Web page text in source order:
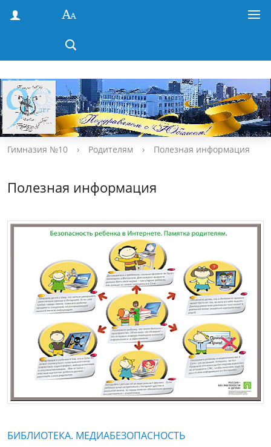
Гимназия №10 › Родителям › Полезная информация
Полезная информация
БИБЛИОТЕКА. МЕДИАБЕЗОПАСНОСТЬ